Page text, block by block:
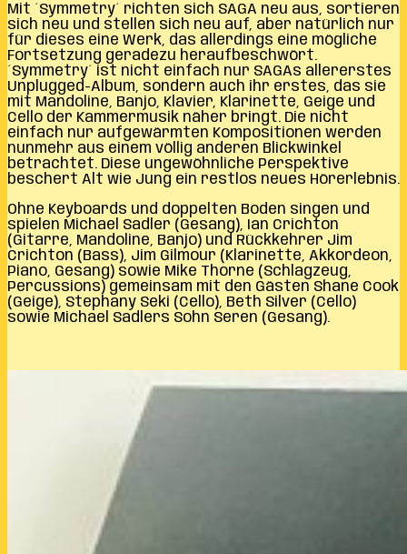
Mit ´Symmetry´ richten sich SAGA neu aus, sortieren
sich neu und stellen sich neu auf, aber natürlich nur
für dieses eine Werk, das allerdings eine mögliche
Fortsetzung geradezu heraufbeschwört.
´Symmetry´ ist nicht einfach nur SAGAs allererstes
Unplugged-Album, sondern auch ihr erstes, das sie
mit Mandoline, Banjo, Klavier, Klarinette, Geige und
Cello der Kammermusik näher bringt. Die nicht
einfach nur aufgewärmten Kompositionen werden
nunmehr aus einem völlig anderen Blickwinkel
betrachtet. Diese ungewöhnliche Perspektive
beschert Alt wie Jung ein restlos neues Hörerlebnis.
Ohne Keyboards und doppelten Boden singen und
spielen Michael Sadler (Gesang), Ian Crichton
(Gitarre, Mandoline, Banjo) und Rückkehrer Jim
Crichton (Bass), Jim Gilmour (Klarinette, Akkordeon,
Piano, Gesang) sowie Mike Thorne (Schlagzeug,
Percussions) gemeinsam mit den Gästen Shane Cook
(Geige), Stephany Seki (Cello), Beth Silver (Cello)
sowie Michael Sadlers Sohn Seren (Gesang).